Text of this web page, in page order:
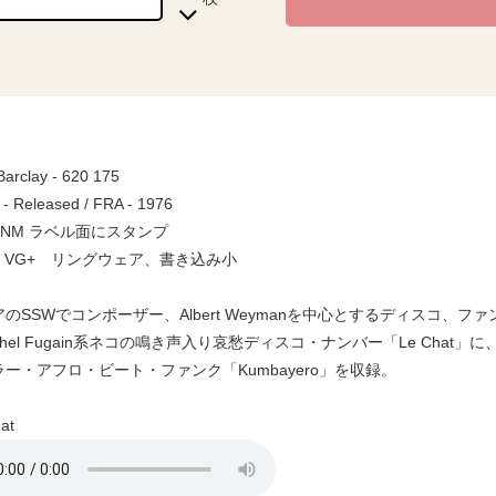
- 620 175
Released / FRA - 1976
ラベル面にスタンプ
VG+ リングウェア、書き込み小
のSSWでコンポーザー、Albert Weymanを中心とするディスコ、フ
Fugain系ネコの鳴き声入り哀愁ディスコ・ナンバー「Le Chat」
ー・アフロ・ビート・ファンク「Kumbayero」を収録。